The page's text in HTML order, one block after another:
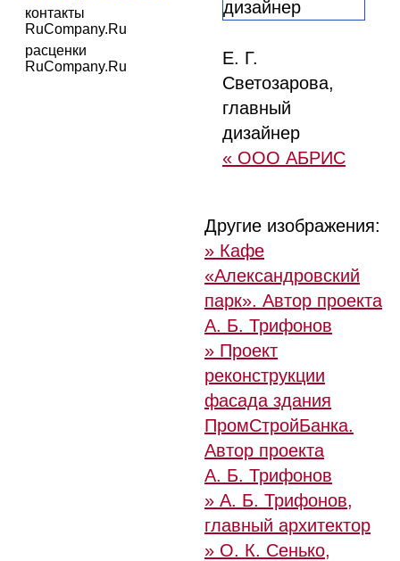
контакты
RuCompany.Ru
расценки
RuCompany.Ru
Е. Г.
Светозарова,
главный
дизайнер
« ООО АБРИС
Другие изображения:
» Кафе
«Александровский
парк». Автор проекта
А. Б. Трифонов
» Проект
реконструкции
фасада здания
ПромСтройБанка.
Автор проекта
А. Б. Трифонов
» А. Б. Трифонов,
главный архитектор
» О. К. Сенько,